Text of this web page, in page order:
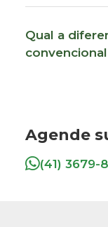
Qual a
Agende
(41) 3679-